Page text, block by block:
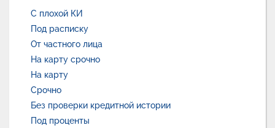
С плохой КИ
Под расписку
От частного лица
На карту срочно
На карту
Срочно
Без проверки кредитной истории
Под проценты